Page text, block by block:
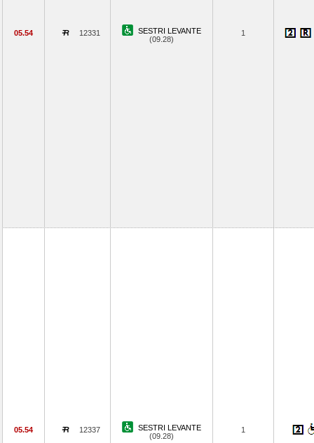
05.54 12331
SESTRI LEVANTE
(09.28)
1
05.54 12337
SESTRI LEVANTE
(09.28)
1